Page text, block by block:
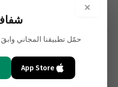
الجنوبية اعترض كثير على ممارسات
×
حمّل تطبيقنا المجاني
App Store